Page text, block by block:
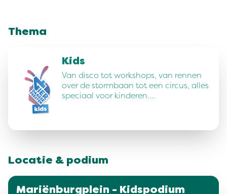
Thema
Kids
Van disco tot workshops, van rennen
over de stormbaan tot een circus, alles
speciaal voor kinderen.…
Locatie & podium
Mariënburgplein - Kidspodium